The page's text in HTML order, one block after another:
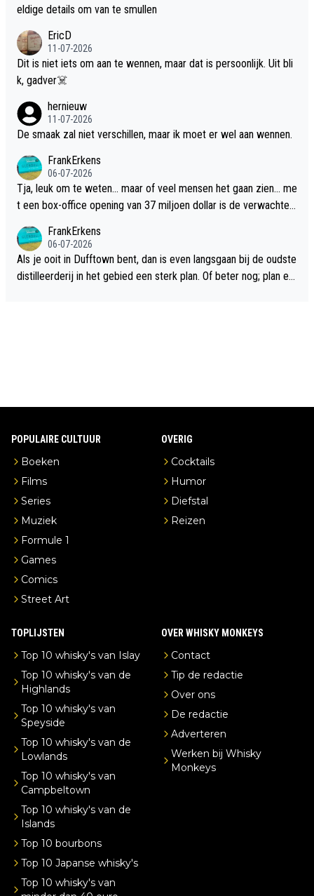
eldige details om van te smullen
EricD
11-07-2026
Dit is niet iets om aan te wennen, maar dat is persoonlijk. Uit bli
k, gadver☠️
hernieuw
11-07-2026
De smaak zal niet verschillen, maar ik moet er wel aan wennen.
FrankErkens
06-07-2026
Tja, leuk om te weten... maar of veel mensen het gaan zien... me
t een box-office opening van 37 miljoen dollar is de verwachte
FrankErkens
06-07-2026
Als je ooit in Dufftown bent, dan is even langsgaan bij de oudste
distilleerderij in het gebied een sterk plan. Of beter nog; plan ee
POPULAIRE CULTUUR
Boeken
Films
Series
Muziek
Formule 1
Games
Comics
Street Art
OVERIG
Cocktails
Humor
Diefstal
Reizen
TOPLIJSTEN
Top 10 whisky's van Islay
Top 10 whisky's van de
Highlands
Top 10 whisky's van
Speyside
Top 10 whisky's van de
Lowlands
Top 10 whisky's van
Campbeltown
Top 10 whisky's van de
Islands
Top 10 bourbons
Top 10 Japanse whisky's
Top 10 whisky's van
OVER WHISKY MONKEYS
Contact
Tip de redactie
Over ons
De redactie
Adverteren
Werken bij Whisky
Monkeys